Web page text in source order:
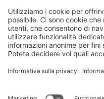
Niederstätter SpA
Sedi
Gamma prodotti